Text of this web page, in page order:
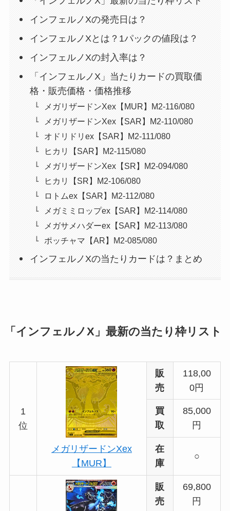
インフェルノXの発売日は？
インフェルノXとは？1パックの値段は？
インフェルノXの封入率は？
「インフェルノX」当たりカードの買取価
格・販売価格・価格推移
メガリザードンXex【MUR】M2-116/080
メガリザードンXex【SAR】M2-110/080
オドリドリex【SAR】M2-111/080
ヒカリ【SAR】M2-115/080
メガリザードンXex【SR】M2-094/080
ヒカリ【SR】M2-106/080
ロトムex【SAR】M2-112/080
メガミミロップex【SAR】M2-114/080
メガサメハダーex【SAR】M2-113/080
ポッチャマ【AR】M2-085/080
インフェルノXの当たりカードは？まとめ
「インフェルノX」最新の当たり枠リスト
1
位
メガリザードンXex
【MUR】
販
売
118,00
0円
買
取
85,000
円
在
庫
○
販
売
69,800
円